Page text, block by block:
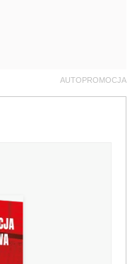
AUTOPROMOCJA